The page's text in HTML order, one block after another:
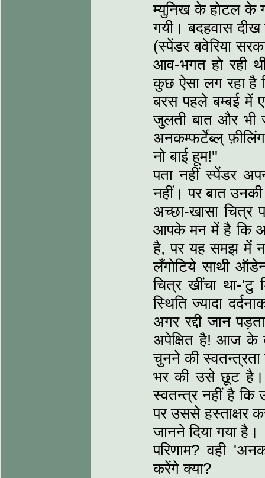
म्युनिख के होटल के
गयी। बदहवास
(स्पेंडर बवेरिया
आव-भगत हो रही
कुछ ऐसा लग रहा है
बरस पहले बम्बई में
जुलती बात और भी
अनकम्फर्टेब्ल्
नो बाई हूम!''
पता नहीं स्पेंडर
नहीं। पर बात
अच्छा-खासा चित्र
आपके मन में है कि
है, पर यह समझ में
लँगोटिये साथी
चित्र खींचा था-
स्थिति ज्यादा
अगर रद्दी जान
अपेक्षित है! आज के
चुनने की
भर की उसे छूट है।
स्वतन्त्र नहीं है कि
पर उससे हस्ताक्षर
जानने दिया गया है।
परिणाम? वही
करेंगे क्या?